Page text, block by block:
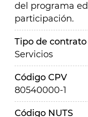
del programa
participación.
Tipo de contrato
Servicios
Código CPV
80540000-1
Código NUTS